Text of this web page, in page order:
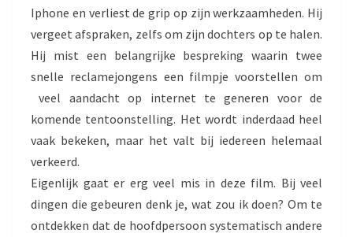
Iphone en verliest de grip op zijn werkzaamheden. Hij
vergeet afspraken, zelfs om zijn dochters op te halen.
Hij mist een belangrijke bespreking waarin twee
snelle reclamejongens een filmpje voorstellen om
veel aandacht op internet te generen voor de
komende tentoonstelling. Het wordt inderdaad heel
vaak bekeken, maar het valt bij iedereen helemaal
verkeerd.
Eigenlijk gaat er erg veel mis in deze film. Bij veel
dingen die gebeuren denk je, wat zou ik doen? Om te
ontdekken dat de hoofdpersoon systematisch andere